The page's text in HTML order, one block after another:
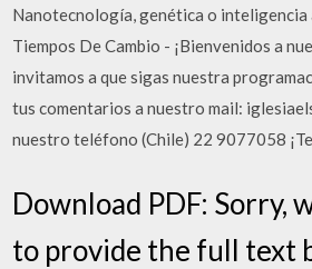
Nanotecnología, genética o inteligencia
Tiempos De Cambio - ¡Bienvenidos a
invitamos a que sigas nuestra
tus comentarios a nuestro mail:
nuestro teléfono (Chile) 22 9077058 ¡Te
Download PDF: Sorry,
to provide the full text